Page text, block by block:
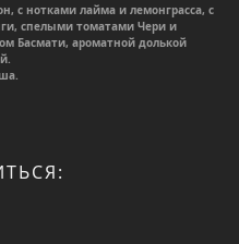
с нотками лайма и лемонграсса, с
спелыми томатами Чери и
Басмати, ароматной долькой